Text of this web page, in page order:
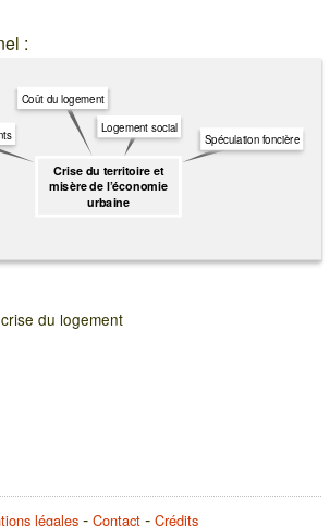
:
Crise du territoire et
misère de l’économie
urbaine
Spéculation foncière
Logement social
Coût du logement
du logement
légales Contact Crédits